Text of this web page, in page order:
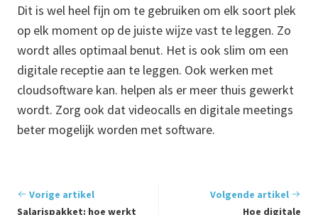
Dit is wel heel fijn om te gebruiken om elk soort plek
op elk moment op de juiste wijze vast te leggen. Zo
wordt alles optimaal benut. Het is ook slim om een
digitale receptie aan te leggen. Ook werken met
cloudsoftware kan. helpen als er meer thuis gewerkt
wordt. Zorg ook dat videocalls en digitale meetings
beter mogelijk worden met software.
Vorige artikel
Salarispakket: hoe werkt
Volgende artikel
Hoe digitale